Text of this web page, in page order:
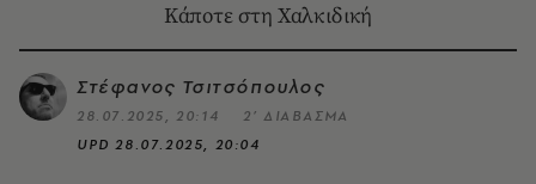
Κάποτε στη Χαλκιδική
Στέφανος Τσιτσόπουλος
28.07.2025, 20:14
2’ ΔΙΑΒΑΣΜΑ
UPD28.07.2025, 20:04